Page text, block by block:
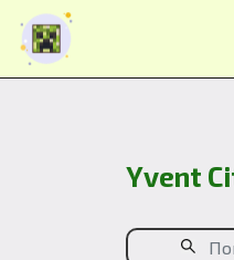
Yvent